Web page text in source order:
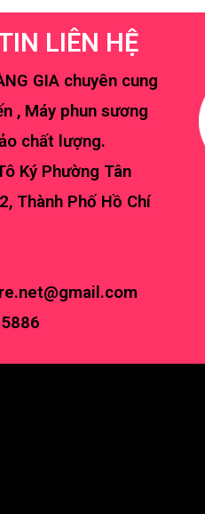
LIÊN HỆ
GIA chuyên cung
, Máy phun sương
chất lượng.
Ký Phường Tân
Thành Phố Hồ Chí